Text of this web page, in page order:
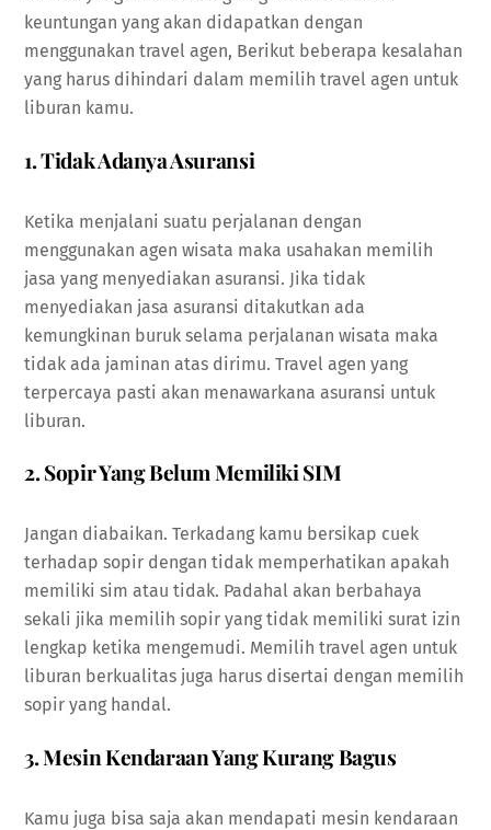
keuntungan yang akan didapatkan dengan
menggunakan travel agen, Berikut beberapa kesalahan
yang harus dihindari dalam memilih travel agen untuk
liburan kamu.
1. Tidak Adanya Asuransi
Ketika menjalani suatu perjalanan dengan
menggunakan agen wisata maka usahakan memilih
jasa yang menyediakan asuransi. Jika tidak
menyediakan jasa asuransi ditakutkan ada
kemungkinan buruk selama perjalanan wisata maka
tidak ada jaminan atas dirimu. Travel agen yang
terpercaya pasti akan menawarkana asuransi untuk
liburan.
2. Sopir Yang Belum Memiliki SIM
Jangan diabaikan. Terkadang kamu bersikap cuek
terhadap sopir dengan tidak memperhatikan apakah
memiliki sim atau tidak. Padahal akan berbahaya
sekali jika memilih sopir yang tidak memiliki surat izin
lengkap ketika mengemudi. Memilih travel agen untuk
liburan berkualitas juga harus disertai dengan memilih
sopir yang handal.
3. Mesin Kendaraan Yang Kurang Bagus
Kamu juga bisa saja akan mendapati mesin kendaraan